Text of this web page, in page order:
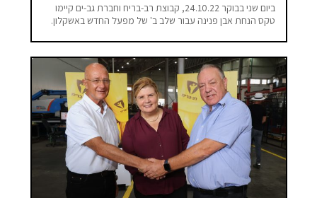
ביום שני בבוקר 24.10.22, קבוצת רב-בריח וחברת גב-ים קיימו
טקס הנחת אבן פנינה עבור שלב ב' של מפעל החדש באשקלון.